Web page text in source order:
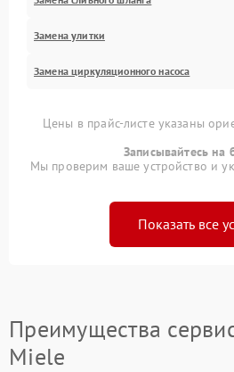
Замена улитки
Замена циркуляционного насоса
Цены в прайс-листе указаны
Записывайтесь на
Мы проверим ваше устройство и
Показать все
Преимущества
Miele